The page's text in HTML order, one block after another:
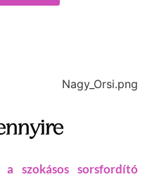
szokásos sorsfordító